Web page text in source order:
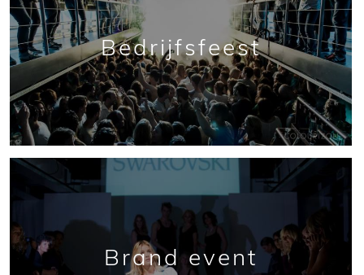
Bedrijfsfeest
Brand event